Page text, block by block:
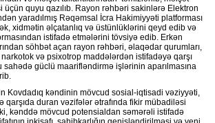
üçün quyu qazılıb. Rayon rəhbəri sakinlərə Elektron
yaradılmış Rəqəmsal İcra Hakimiyyəti platforması
xidmətin əlçatanlıq və üstünlüklərini qeyd edib və
istifadə etmələrini tövsiyə edib. Erkən
söhbət açan rayon rəhbəri, əlaqədar qurumları,
və psixotrop maddələrdən istifadəyə qarşı
sahədə güclü maarifləndirmə işlərinin aparılmasına
Kovdadıq kəndinin mövcud sosial-iqtisadi vəziyyəti,
qarşıda duran vəzifələr ətrafında fikir mübadiləsi
kənddə mövcud potensialdan səmərəli istifadə